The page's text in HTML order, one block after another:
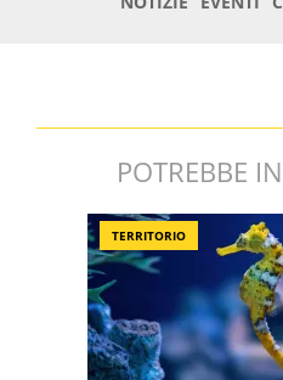
POTREBBE
TERRITORIO